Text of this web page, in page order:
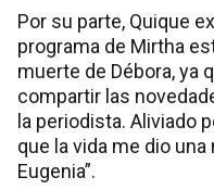
Por su parte, Quique
programa de Mirtha
muerte de Débora, ya
compartir las
la periodista. Aliviado
que la vida me dio
Eugenia”.